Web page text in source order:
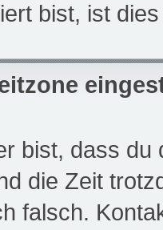
bist, ist
bist, dass
die Zeit
falsch.